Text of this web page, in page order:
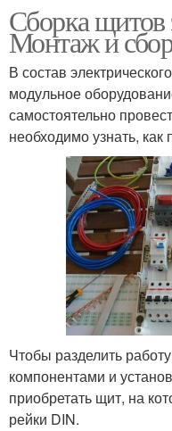
Сборка щитов
Монтаж и
В состав
модульное
самостоятельно
необходимо узнать,
Чтобы разделить
компонентами и
приобретать щит, на
рейки DIN.